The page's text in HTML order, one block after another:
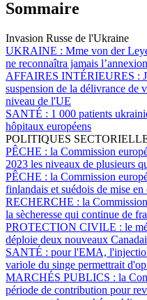
Sommaire
Invasion Russe de l'Ukraine
UKRAINE : Mme von der
ne reconnaîtra jamais
AFFAIRES INTÉRIEURES :
suspension de la délivrance de
niveau de l'UE
SANTÉ : 1 000 patients
hôpitaux européens
POLITIQUES
PÊCHE : la Commission
2023 les niveaux de plusieurs
PÊCHE : la Commission
finlandais et suédois de mise
RECHERCHE : la
la sècheresse qui continue de
PROTECTION CIVILE : le
déploie deux nouveaux
SANTÉ : pour l'EMA,
variole du singe permettrait
MARCHÉS PUBLICS : la
période de contribution pour